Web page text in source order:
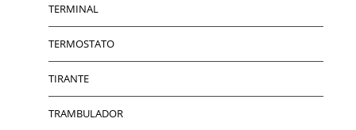
TERMINAL
TERMOSTATO
TIRANTE
TRAMBULADOR